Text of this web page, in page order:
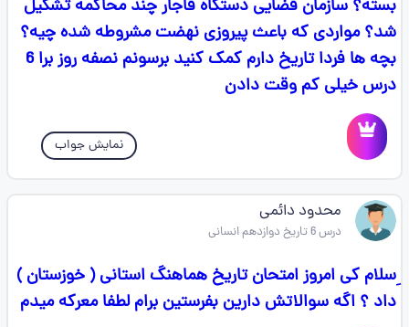
بسته؟ سازمان قضایی دستگاه قاجار چند محاکمه تشکیل
شد؟ مواردی که باعث پیروزی نهضت مشروطه شده چیه؟
بچه ها فردا تاریخ دارم کمک کنید برسونم نصفه روز برا 6
درس خیلی کم وقت دادن
نمایش جواب
محدود دائمی
درس 6 تاریخ دوازدهم انسانی
ِسلام کی امروز امتحان تاریخ هماهنگ استانی ( خوزستان )
داد ؟ اگه سوالاتش دارین بفرستین برام لطفا معرکه میدم